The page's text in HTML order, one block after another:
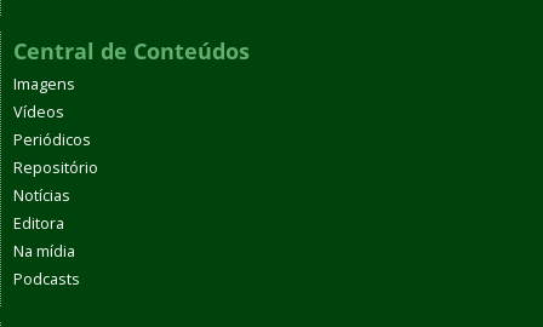
Central de Conteúdos
Imagens
Vídeos
Periódicos
Repositório
Notícias
Editora
Na mídia
Podcasts